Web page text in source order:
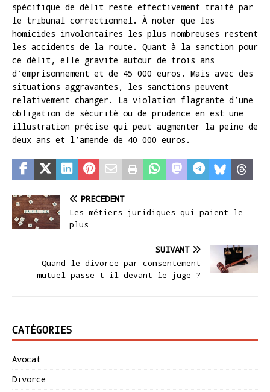
spécifique de délit reste effectivement traité par
le tribunal correctionnel. À noter que les
homicides involontaires les plus nombreuses restent
les accidents de la route. Quant à la sanction pour
ce délit, elle gravite autour de trois ans
d’emprisonnement et de 45 000 euros. Mais avec des
situations aggravantes, les sanctions peuvent
relativement changer. La violation flagrante d’une
obligation de sécurité ou de prudence en est une
illustration précise qui peut augmenter la peine de
deux ans et l’amende de 40 000 euros.
PRÉCÉDENT
Les métiers juridiques qui paient le
plus
SUIVANT
Quand le divorce par consentement
mutuel passe-t-il devant le juge ?
CATÉGORIES
Avocat
Divorce